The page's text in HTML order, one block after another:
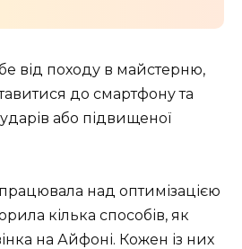
від походу в майстерню,
до смартфону та
або підвищеної
над оптимізацією
кілька способів, як
на Айфоні. Кожен із них